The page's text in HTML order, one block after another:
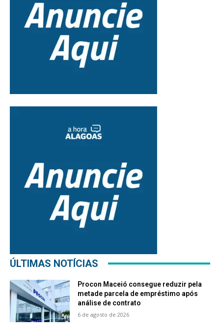
ÚLTIMAS NOTÍCIAS
Procon Maceió consegue reduzir pela
metade parcela de empréstimo após
análise de contrato
6 de agosto de 2026